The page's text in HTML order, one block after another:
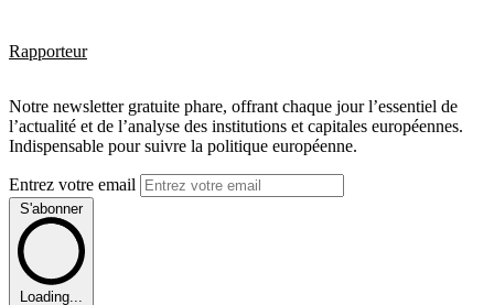
Rapporteur
Notre newsletter gratuite phare, offrant chaque jour l’essentiel de
l’actualité et de l’analyse des institutions et capitales européennes.
Indispensable pour suivre la politique européenne.
Entrez votre email
S'abonner
Loading...